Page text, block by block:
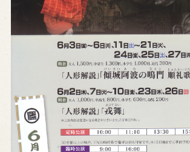
淡路島と国生み神話
淡路人形浄瑠璃の歴史
淡路人形独自の演目
淡路人形
南あわじ市の伝統芸能
ご利用案内
営業日時・料金 アクセス